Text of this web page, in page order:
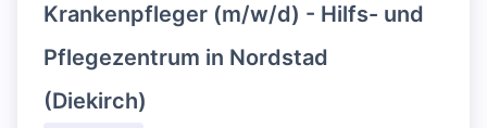
Krankenpfleger (m/w/d) - Hilfs- und
Pflegezentrum in Nordstad
(Diekirch)